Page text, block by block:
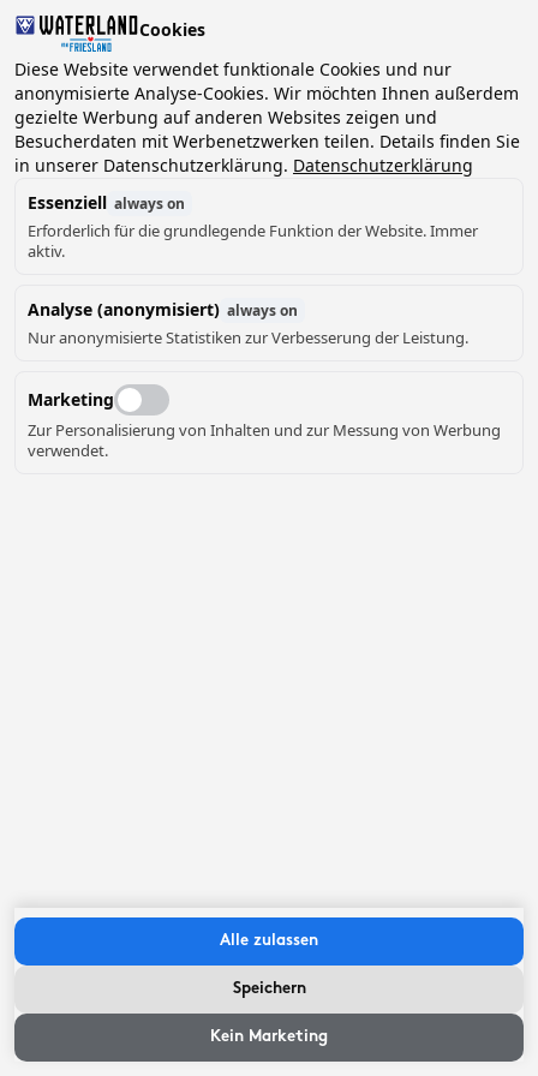
Cookies
Diese Website verwendet funktionale Cookies und nur
anonymisierte Analyse-Cookies. Wir möchten Ihnen außerdem
gezielte Werbung auf anderen Websites zeigen und
Besucherdaten mit Werbenetzwerken teilen. Details finden Sie
in unserer Datenschutzerklärung. Datenschutzerklärung
Essenziell always on
Erforderlich für die grundlegende Funktion der Website. Immer
aktiv.
Analyse (anonymisiert) always on
Nur anonymisierte Statistiken zur Verbesserung der Leistung.
Marketing
Zur Personalisierung von Inhalten und zur Messung von Werbung
verwendet.
Kein Marketing
Speichern
Alle zulassen